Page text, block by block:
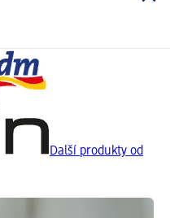
Další produkty od